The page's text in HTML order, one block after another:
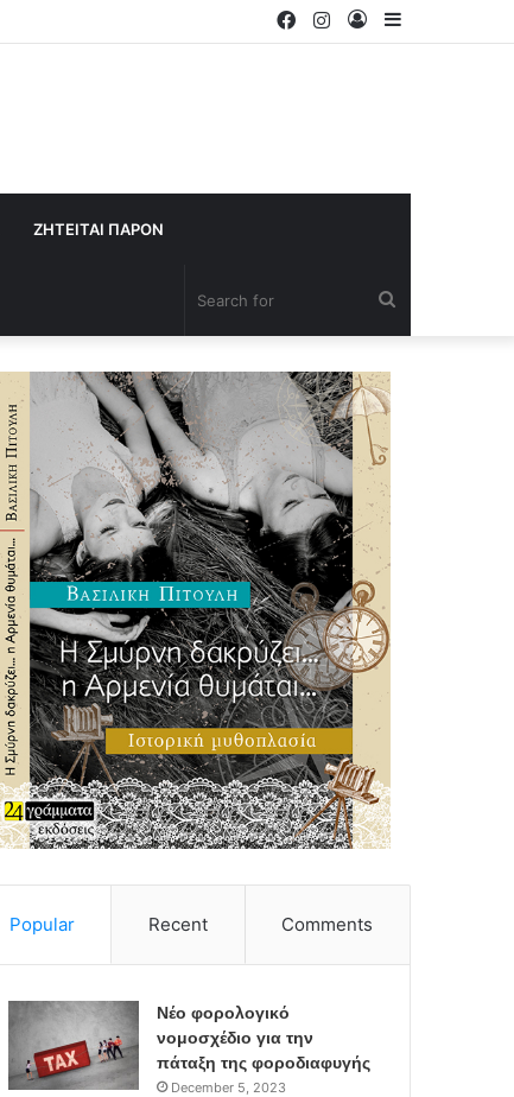
Log
Instagram
Facebook
ΖΗΤΕΙΤΑΙ ΠΑΡΟΝ
Popular Recent Comments
Νέο φορολογικό
νομοσχέδιο για την
πάταξη της φοροδιαφυγής
December 5, 2023